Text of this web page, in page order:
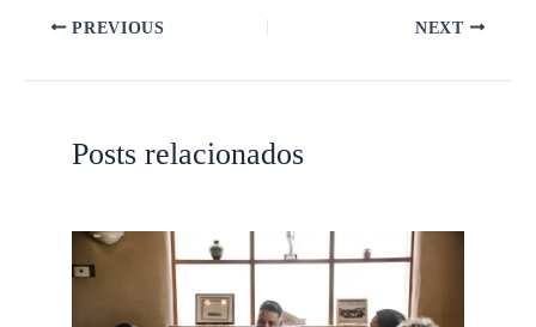
PREVIOUS NEXT
Posts relacionados